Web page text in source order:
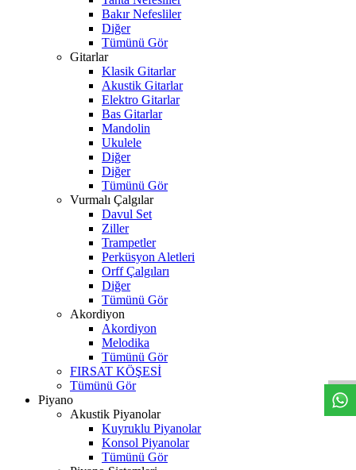
Bakır Nefesliler
Diğer
Tümünü Gör
Gitarlar
Klasik Gitarlar
Akustik Gitarlar
Elektro Gitarlar
Bas Gitarlar
Mandolin
Ukulele
Diğer
Diğer
Tümünü Gör
Vurmalı Çalgılar
Davul Set
Ziller
Trampetler
Perküsyon Aletleri
Orff Çalgıları
Diğer
Tümünü Gör
Akordiyon
Akordiyon
Melodika
Tümünü Gör
FIRSAT KÖŞESİ
Tümünü Gör
Piyano
Akustik Piyanolar
Kuyruklu Piyanolar
Konsol Piyanolar
Tümünü Gör